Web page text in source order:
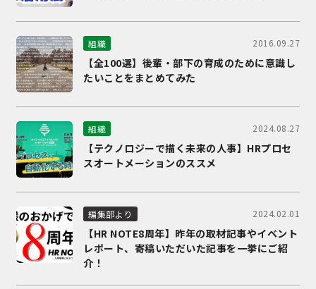
組織 2016.09.27
【全100選】後輩・部下の育成のために意識し
たいことをまとめてみた
組織 2024.08.27
【テクノロジーで描く未来の人事】HRプロセ
スオートメーションのススメ
編集部より 2024.02.01
【HR NOTE8周年】昨年の取材記事やイベント
レポート、寄稿いただいた記事を一挙にご紹
介！